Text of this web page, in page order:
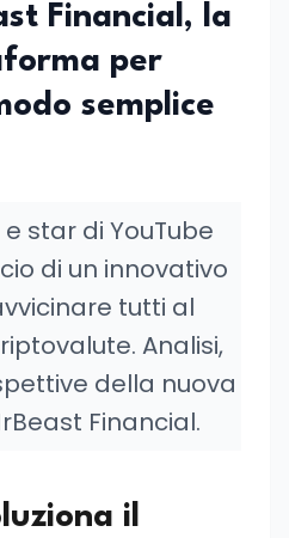
Financial, la
per
semplice
star di YouTube
di un innovativo
tutti al
Analisi,
della nuova
Financial.
il